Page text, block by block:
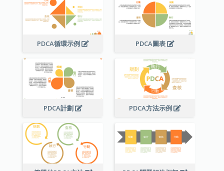
PDCA循環示例 PDCA圖表
PDCA計劃 PDCA方法示例